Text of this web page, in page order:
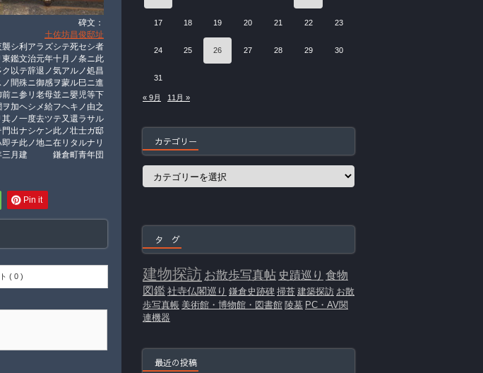
碑文：
土佐坊昌俊邸址
シ利アラズシテ死セシ者
鑑文治元年十月ノ条ニ此
以テ辞退ノ気アルノ処昌
間殊ニ御感ヲ蒙ル巳ニ進
ニ参リ老母並ニ嬰児等下
加ヘシメ給フヘキノ由之
ノ一度去ツテ又還ラサル
出ナシケン此ノ壮士ガ邸
即チ此ノ地ニ在リタルナリ
三月建 鎌倉町青年団
Pin it
( 0 )
17 18 19 20 21 22 23
24 25 26 27 28 29 30
31
« 9月 11月 »
カテゴリー
カ
タ グ
建物探訪 お散歩写真帖 史蹟巡り 食物
図鑑社寺仏閣巡り 鎌倉史跡碑 掃苔 建築探訪 お散
歩写真帳 美術館・博物館・図書館 陵墓 PC・AV関
連機器
最近の投稿